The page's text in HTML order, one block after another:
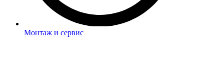
Монтаж и сервис